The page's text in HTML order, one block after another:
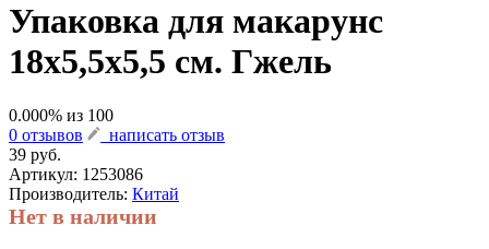
Упаковка для макарунс
18х5,5х5,5 см. Гжель
0.000% из 100
0 отзывов
написать отзыв
39 руб.
Артикул: 1253086
Производитель: Китай
Нет в наличии